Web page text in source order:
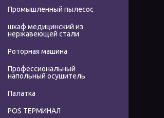
Промышленный пылесос
шкаф медицинский из
нержавеющей стали
Роторная машина
Профессиональный
напольный осушитель
Палатка
POS ТЕРМИНАЛ